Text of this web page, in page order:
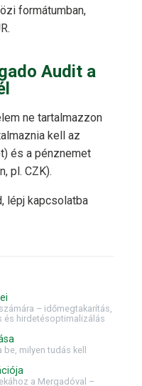
formátumban,
Audit a
ne tartalmazzon
kell az
és a pénznemet
pl. CZK).
lépj kapcsolatba
– időmegtakarítás,
és hirdetésoptimalizálás
milyen tudás kell
a Mergadóval –